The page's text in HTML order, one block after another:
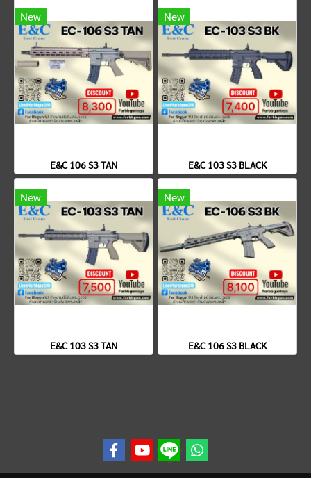
New
E&C 106 S3 TAN
New
E&C 103 S3 BLACK
New
E&C 103 S3 TAN
New
E&C 106 S3 BLACK